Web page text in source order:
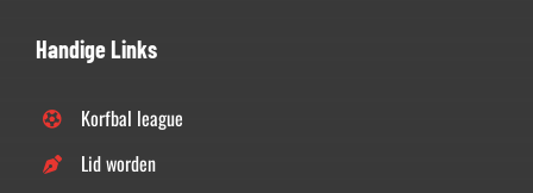
Handige Links
Korfbal league
Lid worden